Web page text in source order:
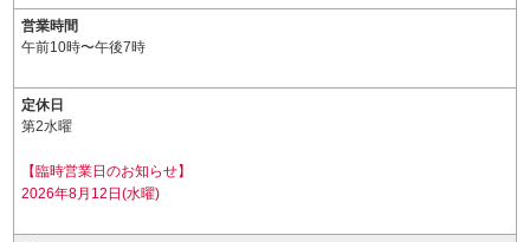
営業時間
午前10時〜午後7時
定休日
第2水曜
【臨時営業日のお知らせ】
2026年8月12日(水曜)